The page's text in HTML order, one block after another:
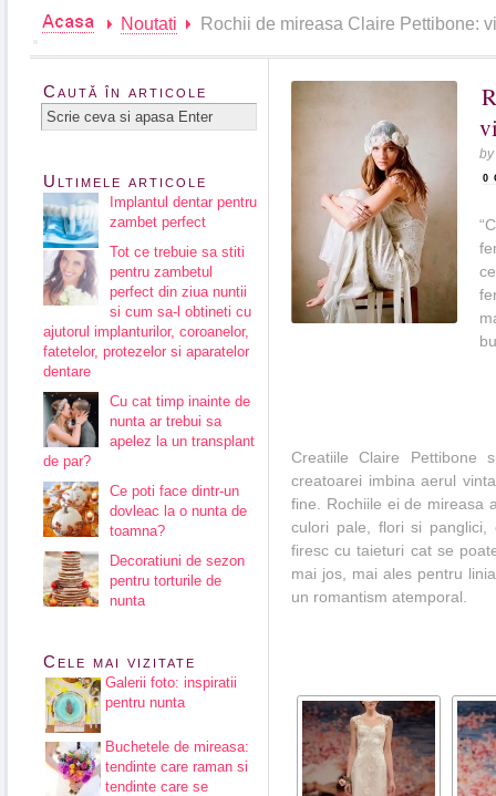
Noutati Rochii de mireasa Claire Pettibone:
by
0
Creatiile Claire Pettibone
creatoarei imbina aerul
fine. Rochiile ei de mireasa
culori pale, flori si panglici,
firesc cu taieturi cat se
mai jos, mai ales pentru
un romantism atemporal.
Caută în articole
Ultimele articole
Implantul dentar pentru
zambet perfect
Tot ce trebuie sa stiti
pentru zambetul
perfect din ziua nuntii
si cum sa-l obtineti cu
ajutorul implanturilor, coroanelor,
fatetelor, protezelor si aparatelor
dentare
Cu cat timp inainte de
nunta ar trebui sa
apelez la un transplant
de par?
Ce poti face dintr-un
dovleac la o nunta de
toamna?
Decoratiuni de sezon
pentru torturile de
nunta
Cele mai vizitate
Galerii foto: inspiratii
pentru nunta
Buchetele de mireasa:
tendinte care raman si
tendinte care se